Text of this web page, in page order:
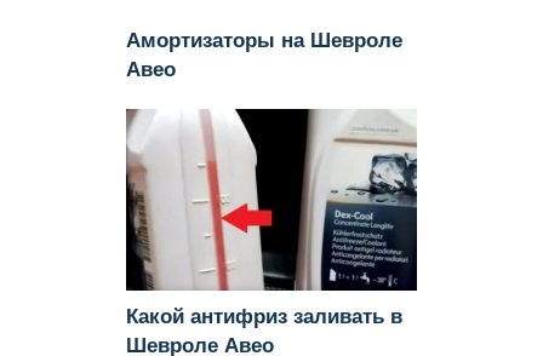
Амортизаторы на Шевроле
Авео
Какой антифриз заливать в
Шевроле Авео